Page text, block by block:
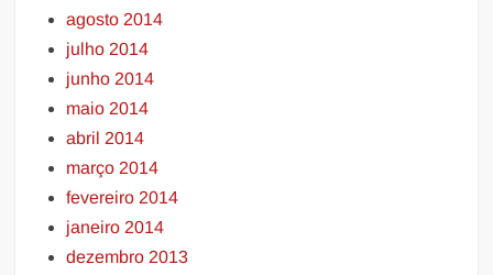
agosto 2014
julho 2014
junho 2014
maio 2014
abril 2014
março 2014
fevereiro 2014
janeiro 2014
dezembro 2013